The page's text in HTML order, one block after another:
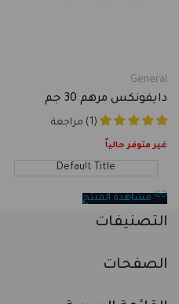
Vendor:
General
دايفونكس مرهم 30 جم
(1) مراجعة
غير متوفر حالياً
Default Title
مشاهدة المنتج
التصنيفات
الصفحات